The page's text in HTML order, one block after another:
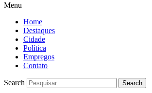
Menu
Home
Destaques
Cidade
Política
Empregos
Contato
Search Search